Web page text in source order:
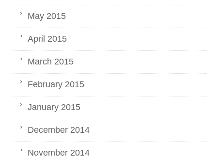
May 2015
April 2015
March 2015
February 2015
January 2015
December 2014
November 2014